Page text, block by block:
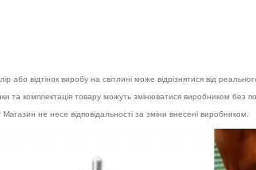
або відтінок виробу на світлині може відрізнятися від
та комплектація товару можуть змінюватися виробником без
Магазин не несе відповідальності за зміни внесені виробником.